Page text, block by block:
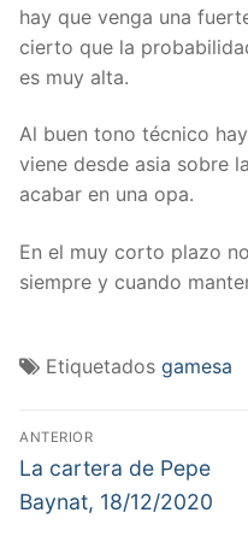
hay que venga una
cierto que la
es muy alta.
Al buen tono técnico
viene desde asia sobre
acabar en una opa.
En el muy corto plazo
siempre y cuando
Etiquetados gamesa
Navegación
de
entradas
ANTERIOR
Entrada
anterior:
La cartera de Pepe
Baynat, 18/12/2020